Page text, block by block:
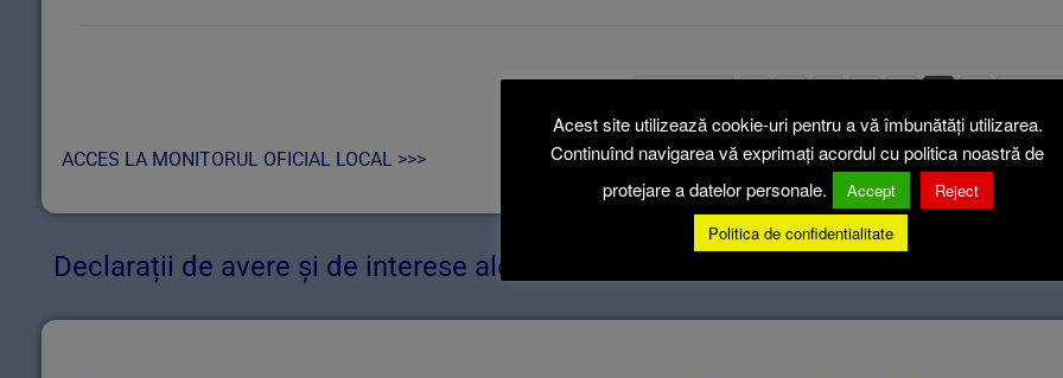
ACCES LA MONITORUL OFICIAL LOCAL >>>
​Declarații de avere și de interese ale demnitarilor locali:
Acest site utilizează cookie-uri pentru a vă îmbunătăți utilizarea.
Continuînd navigarea vă exprimați acordul cu politica noastră de
protejare a datelor personale.
Accept
Reject
Politica de confidentialitate